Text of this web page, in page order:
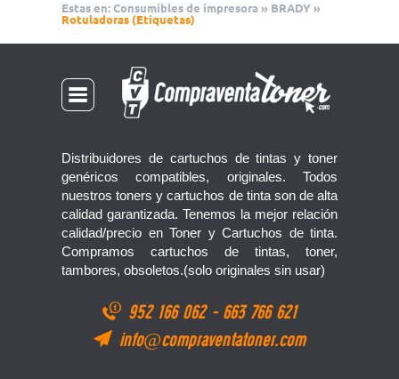
Estas en: Consumibles de impresora » BRADY »
Rotuladoras (Etiquetas)
Distribuidores de cartuchos de tintas y toner
genéricos compatibles, originales. Todos
nuestros toners y cartuchos de tinta son de alta
calidad garantizada. Tenemos la mejor relación
calidad/precio en Toner y Cartuchos de tinta.
Compramos cartuchos de tintas, toner,
tambores, obsoletos.(solo originales sin usar)
952 166 062 - 663 766 621
info@compraventatoner.com